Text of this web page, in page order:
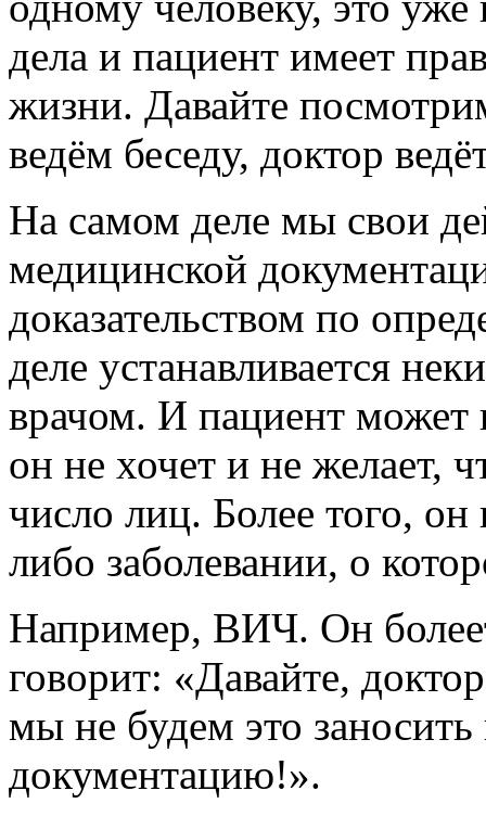
дела и пациент имеет
жизни. Давайте
ведём беседу, доктор
На самом деле мы свои
медицинской
доказательством по
деле устанавливается
врачом. И пациент может
он не хочет и не желает,
число лиц. Более того,
либо заболевании, о
Например, ВИЧ. Он
говорит: «Давайте,
мы не будем это
документацию!».